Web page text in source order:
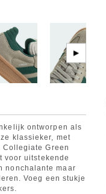
▶
ontworpen als
klassieker, met
Green
voor uitstekende
nonchalante maar
Voeg een stukje